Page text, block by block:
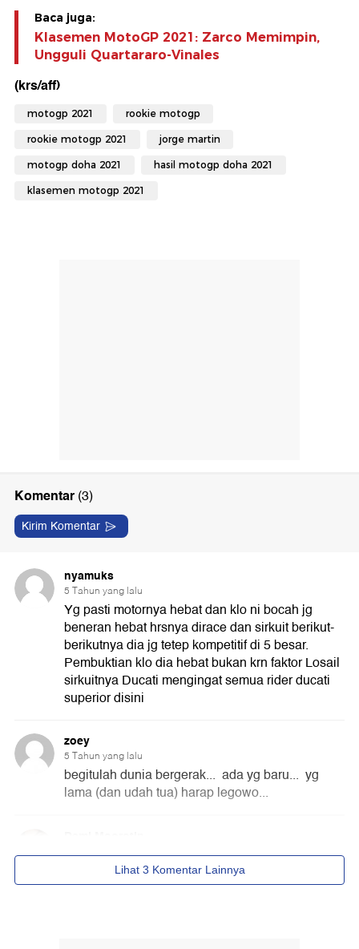
Baca juga:
Klasemen MotoGP 2021: Zarco Memimpin,
Ungguli Quartararo-Vinales
(krs/aff)
motogp 2021 rookie motogp
rookie motogp 2021 jorge martin
motogp doha 2021 hasil motogp doha 2021
klasemen motogp 2021